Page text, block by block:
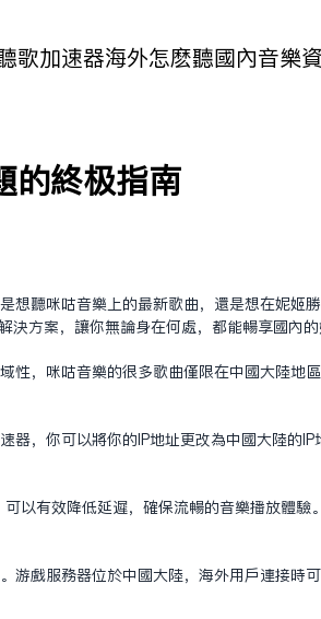
歌加速器海外怎麽聽國內音樂
的终极指南
听咪咕音乐上的最新歌曲，还是想在妮姬
方案，让你无论身在何处，都能畅享国内的
，咪咕音乐的很多歌曲仅限在中国大陆地
，你可以将你的IP地址更改为中国大陆的
以有效降低延迟，确保流畅的音乐播放体
戏服务器位于中国大陆，海外用户连接时